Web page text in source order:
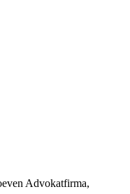
Advokatfirma,